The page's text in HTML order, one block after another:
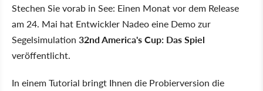
Stechen Sie vorab in See: Einen Monat vor dem Release
am 24. Mai hat Entwickler Nadeo eine Demo zur
Segelsimulation 32nd America's Cup: Das Spiel
veröffentlicht.
In einem Tutorial bringt Ihnen die Probierversion die